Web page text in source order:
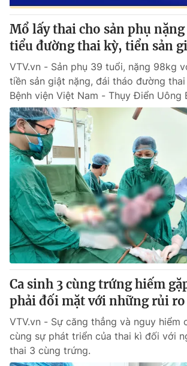
® Cấm sao chép dưới mọi hình thức nếu
thuận bằng văn bản. Ghi rõ nguồn VTV.vn
thông tin từ website này.
Mổ lấy thai cho sản phụ
tiểu đường thai kỳ, tiển sản
VTV.vn - Sản phụ 39 tuổi, nặng 98kg
tiền sản giật nặng, đái tháo đường
Bệnh viện Việt Nam - Thụy Điển Uông
Ca sinh 3 cùng trứng hiếm
phải đối mặt với những rủi ro
VTV.vn - Sự căng thẳng và nguy hiểm
cùng sự phát triển của thai kì đối với
thai 3 cùng trứng.